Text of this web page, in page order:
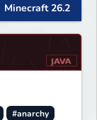
Minecraft 26.2
#anarchy